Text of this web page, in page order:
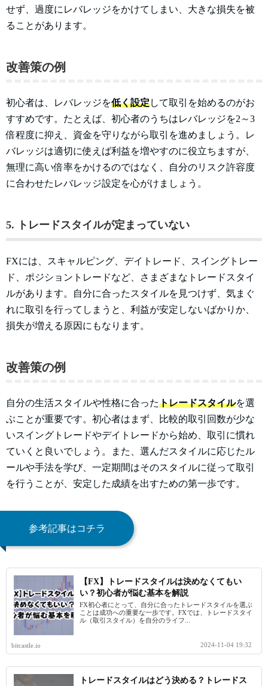
せず、過度にレバレッジをかけてしまい、大きな損失を被
ることがあります。
改善策の例
初心者は、レバレッジを低く設定して取引を始めるのがお
すすめです。たとえば、初心者のうちはレバレッジを2～3
倍程度に抑え、資金を守りながら取引を進めましょう。レ
バレッジは適切に使えば利益を増やすのに役立ちますが、
無理に高い倍率をかけるのではなく、自分のリスク許容度
に合わせたレバレッジ設定を心がけましょう。
5. トレードスタイルが定まっていない
FXには、スキャルピング、デイトレード、スイングトレー
ド、ポジショントレードなど、さまざまなトレードスタイ
ルがあります。自分に合ったスタイルを見つけず、気まぐ
れに取引を行ってしまうと、利益が安定しないばかりか、
損失が増える原因にもなります。
改善策の例
自分の生活スタイルや性格に合ったトレードスタイルを選
ぶことが重要です。初心者はまず、比較的取引回数が少な
いスイングトレードやデイトレードから始め、取引に慣れ
ていくと良いでしょう。また、選んだスタイルに応じたル
ールや手法を学び、一定期間はそのスタイルに従って取引
を行うことが、安定した成績を出すための第一歩です。
参考記事はコチラ
【FX】トレードスタイルは決めなくてもい
い？初心者が悩む基本を解説
FX初心者にとって、自分に合ったトレードスタイルを選ぶ
ことは成功への重要な一歩です。FXでは、トレードスタイ
ル（取引スタイル）を自分のライフ...
bitcastle.io 2024-11-04 19:32
トレードスタイルはどう決める？トレードス